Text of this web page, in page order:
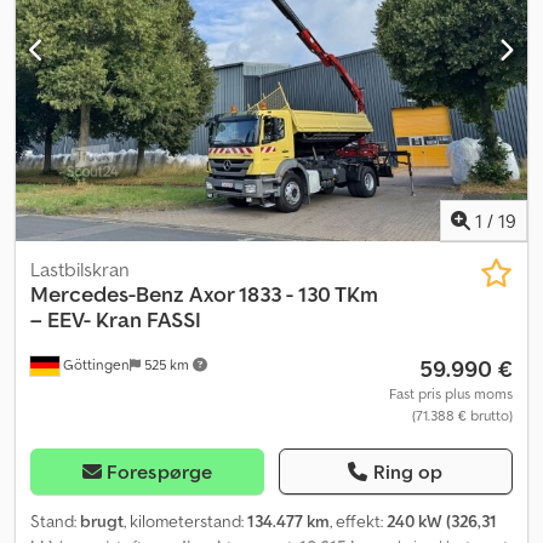
Russisk / Engelsk / Tysk - Dsdpfx Aozpd Syjknjck Bachar Ibrahim /
Arabisk / Engelsk / Tysk - Registreringsservice, syn/inspektion
(HU/SP/UVV), transport til havnen
1 / 19
Göttingen 525 km
Lastbilskran
Mercedes-Benz Axor 1833 - 130 TKm
– EEV- Kran FASSI
59.990 €
Fast pris plus moms
(71.388 € brutto)
Forespørge Ring op
Stand: brugt, kilometerstand:134.477 km, effekt:240 kW (326,31